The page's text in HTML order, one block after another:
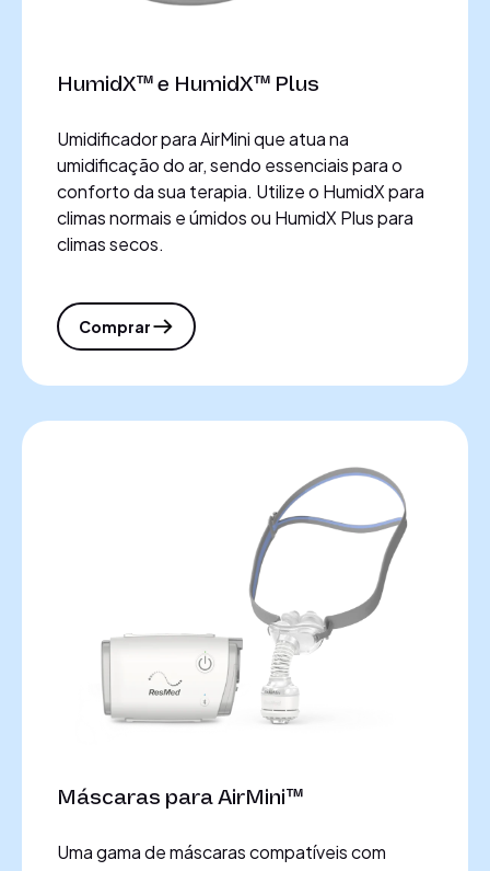
HumidX™ e HumidX™ Plus
Umidificador para AirMini que atua na
umidificação do ar, sendo essenciais para o
conforto da sua terapia. Utilize o HumidX para
climas normais e úmidos ou HumidX Plus para
climas secos.
Comprar
Máscaras para AirMini™
Uma gama de máscaras compatíveis com